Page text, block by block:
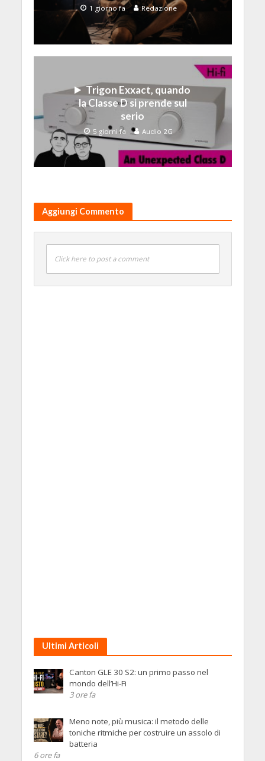
1 giorno fa Redazione
Trigon Exxact, quando
la Classe D si prende sul
serio
5 giorni fa Audio 2G
Aggiungi Commento
Click here to post a comment
Ultimi Articoli
Canton GLE 30 S2: un primo passo nel
mondo dell’Hi-Fi
3 ore fa
Meno note, più musica: il metodo delle
toniche ritmiche per costruire un assolo di
batteria
6 ore fa